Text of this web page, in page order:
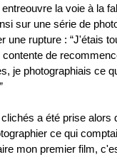
la voie à la
sur une série de
une rupture : “J'étais
de
je photographiais ce
a été prise alors
ce qui
mon premier film,